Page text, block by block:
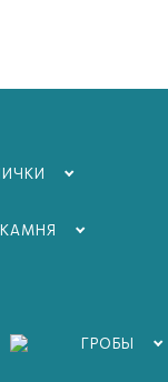
ГРОБЫ